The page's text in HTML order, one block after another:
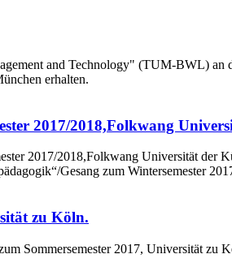
and Technology" (TUM-BWL) an
erhalten.
2017/2018,Folkwang
Gesang zum Wintersemester
zu Köln.
Sommersemester 2017, Universität zu